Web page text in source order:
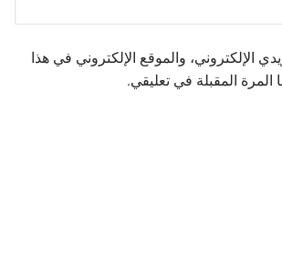
الإلكتروني، والموقع الإلكتروني في هذا
المرة المقبلة في تعليقي.